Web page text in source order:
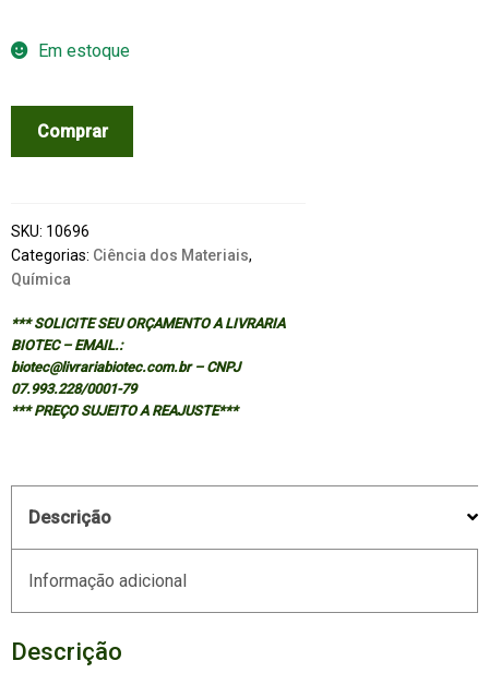
Em estoque
INTRODUCTION
quantidade
Comprar
SKU: 10696
Categorias: Ciência dos Materiais,
Química
*** SOLICITE SEU ORÇAMENTO A LIVRARIA
BIOTEC – EMAIL.:
biotec@livrariabiotec.com.br – CNPJ
07.993.228/0001-79
*** PREÇO SUJEITO A REAJUSTE***
Descrição
Informação adicional
Descrição